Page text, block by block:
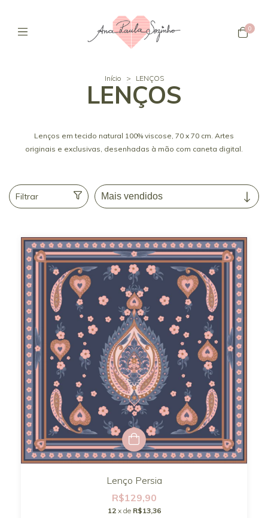
0
Início > LENÇOS
LENÇOS
Lenços em tecido natural 100% viscose, 70 x 70 cm. Artes
originais e exclusivas, desenhadas à mão com caneta digital.
Filtrar
Lenço Persia
R$129,90
12 x de R$13,36